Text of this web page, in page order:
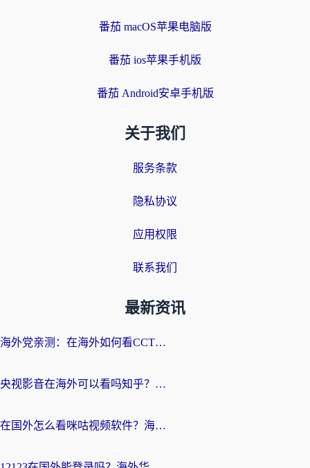
番茄 macOS苹果电脑版
番茄 ios苹果手机版
番茄 Android安卓手机版
关于我们
服务条款
隐私协议
应用权限
联系我们
最新资讯
海外党亲测：在海外如何看CCTV？告别“仅限大陆播放”的实用指南
央视影音在海外可以看吗知乎？留学生亲测：3步解决地域限制+追剧自由
在国外怎么看咪咕视频软件？海外党亲测有效的回国加速方案